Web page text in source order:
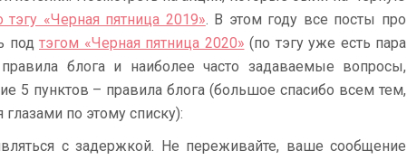
тэгу «Черная пятница 2019». В этом году все посты про
под тэгом «Черная пятница 2020» (по тэгу уже есть пара
блога и наиболее часто задаваемые вопросы,
5 пунктов – правила блога (большое спасибо всем тем,
по этому списку):
с задержкой. Не переживайте, ваше сообщение